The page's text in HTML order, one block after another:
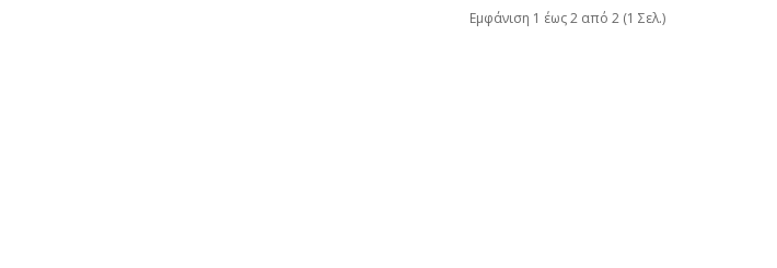
Εμφάνιση 1 έως 2 από 2 (1 Σελ.)